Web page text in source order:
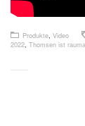
Produkte Video
2022 Thomsen ist